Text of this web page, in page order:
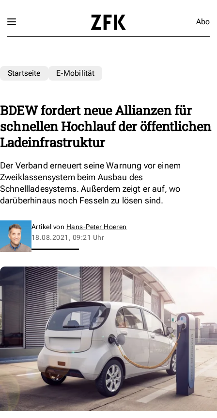
Abo
Startseite E-Mobilität
BDEW fordert neue Allianzen für
schnellen Hochlauf der öffentlichen
Ladeinfrastruktur
Der Verband erneuert seine Warnung vor einem
Zweiklassensystem beim Ausbau des
Schnellladesystems. Außerdem zeigt er auf, wo
darüberhinaus noch Fesseln zu lösen sind.
Artikel von Hans-Peter Hoeren
18.08.2021, 09:21 Uhr